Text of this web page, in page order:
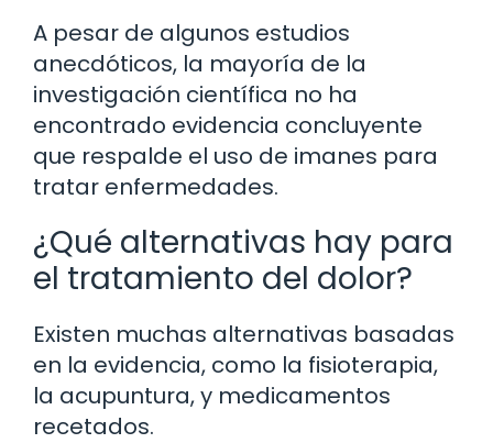
A pesar de algunos estudios
anecdóticos, la mayoría de la
investigación científica no ha
encontrado evidencia concluyente
que respalde el uso de imanes para
tratar enfermedades.
¿Qué alternativas hay para
el tratamiento del dolor?
Existen muchas alternativas basadas
en la evidencia, como la fisioterapia,
la acupuntura, y medicamentos
recetados.